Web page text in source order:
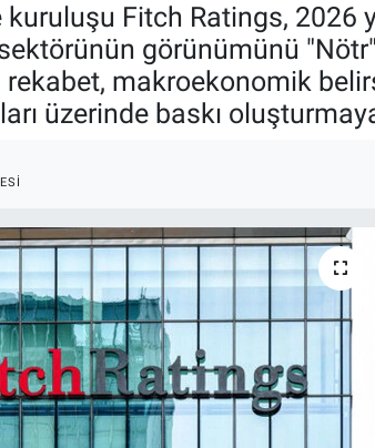
Fitch Ratings, 2026
görünümünü
makroekonomik
üzerinde baskı